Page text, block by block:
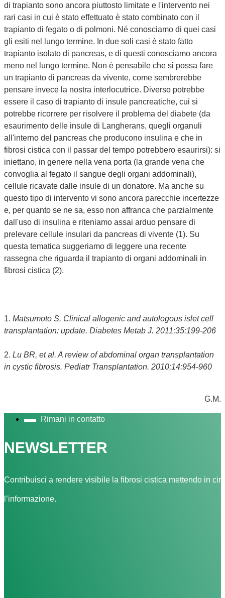
di trapianto sono ancora piuttosto limitate e l'intervento nei
rari casi in cui è stato effettuato è stato combinato con il
trapianto di fegato o di polmoni. Né conosciamo di quei casi
gli esiti nel lungo termine. In due soli casi è stato fatto
trapianto isolato di pancreas, e di questi conosciamo ancora
meno nel lungo termine. Non è pensabile che si possa fare
un trapianto di pancreas da vivente, come sembrerebbe
pensare invece la nostra interlocutrice. Diverso potrebbe
essere il caso di trapianto di insule pancreatiche, cui si
potrebbe ricorrere per risolvere il problema del diabete (da
esaurimento delle insule di Langherans, quegli organuli
all'interno del pancreas che producono insulina e che in
fibrosi cistica con il passar del tempo potrebbero esaurirsi): si
iniettano, in genere nella vena porta (la grande vena che
convoglia al fegato il sangue degli organi addominali),
cellule ricavate dalle insule di un donatore. Ma anche su
questo tipo di intervento vi sono ancora parecchie incertezze
e, per quanto se ne sa, esso non affranca che parzialmente
dall'uso di insulina e riteniamo assai arduo pensare di
prelevare cellule insulari da pancreas di vivente (1). Su
questa tematica suggeriamo di leggere una recente
rassegna che riguarda il trapianto di organi addominali in
fibrosi cistica (2).
1. Matsumoto S. Clinical allogenic and autologous islet cell
transplantation: update. Diabetes Metab J. 2011;35:199-206
2. Lu BR, et al. A review of abdominal organ transplantation
in cystic fibrosis. Pediatr Transplantation. 2010;14:954-960
G.M.
Rimani in contatto
NEWSLETTER
Contribuisci a rendere visibile la fibrosi cistica mettendo in
l’informazione.